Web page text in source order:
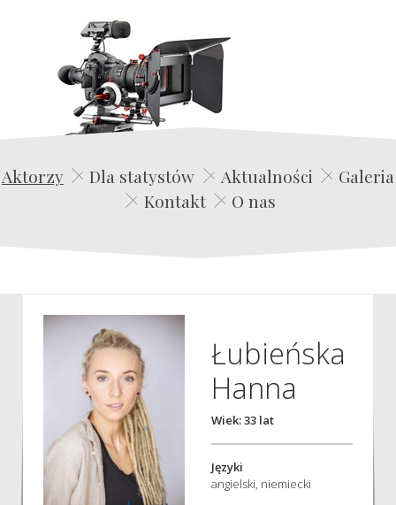
Edwin Film Agencja Aktorska
Aktorzy Dla statystów Aktualności
Galeria
Kontakt
O nas
Łubieńska
Hanna
Wiek: 33 lat
Języki
angielski, niemiecki